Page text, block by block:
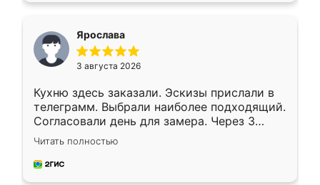
Ярослава
3 августа 2026
Кухню здесь заказали. Эскизы прислали в
телеграмм. Выбрали наиболее подходящий.
Согласовали день для замера. Через 3
недели кухня была уже готова. Остались
довольны работой. Спасибо Ренессанс
мебель за качественную работу!
Читать полностью